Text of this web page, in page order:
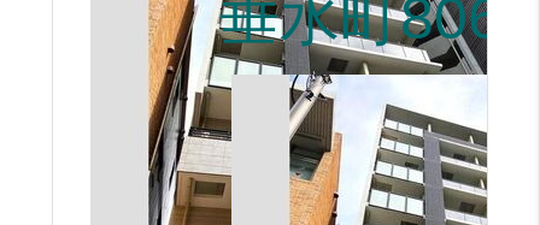
垂水町806